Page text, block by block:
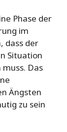
Phase der
im
dass der
Situation
Das
Ängsten
zu sein